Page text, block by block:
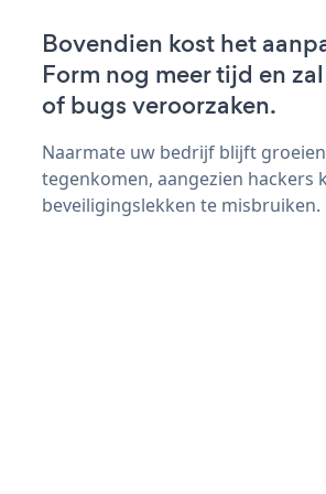
Bovendien kost het
Form nog meer tijd en
of bugs veroorzaken.
Naarmate uw bedrijf blijft
tegenkomen, aangezien hackers
beveiligingslekken te misbruiken.